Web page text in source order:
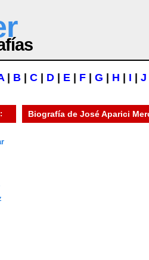
| B C D E F G H I J
Biografía de José Aparici